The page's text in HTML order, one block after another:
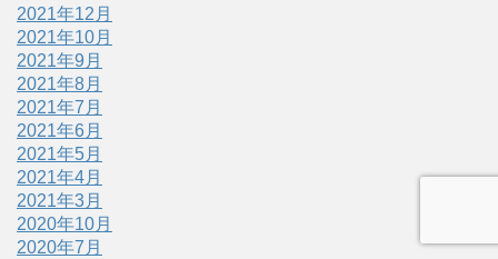
2021年12月
2021年10月
2021年9月
2021年8月
2021年7月
2021年6月
2021年5月
2021年4月
2021年3月
2020年10月
2020年7月